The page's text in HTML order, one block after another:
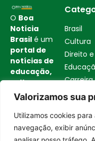
Valorizamos sua
Utilizamos cookies
navegação, exibir
O Boa
Notícia
Brasil é um
portal de
notícias de
educação,
cultura,
bem-
estar,
empreendedorismo,
turismo,
tecnologia
Brasil
Cultura
Direito
Carreira
Saúde